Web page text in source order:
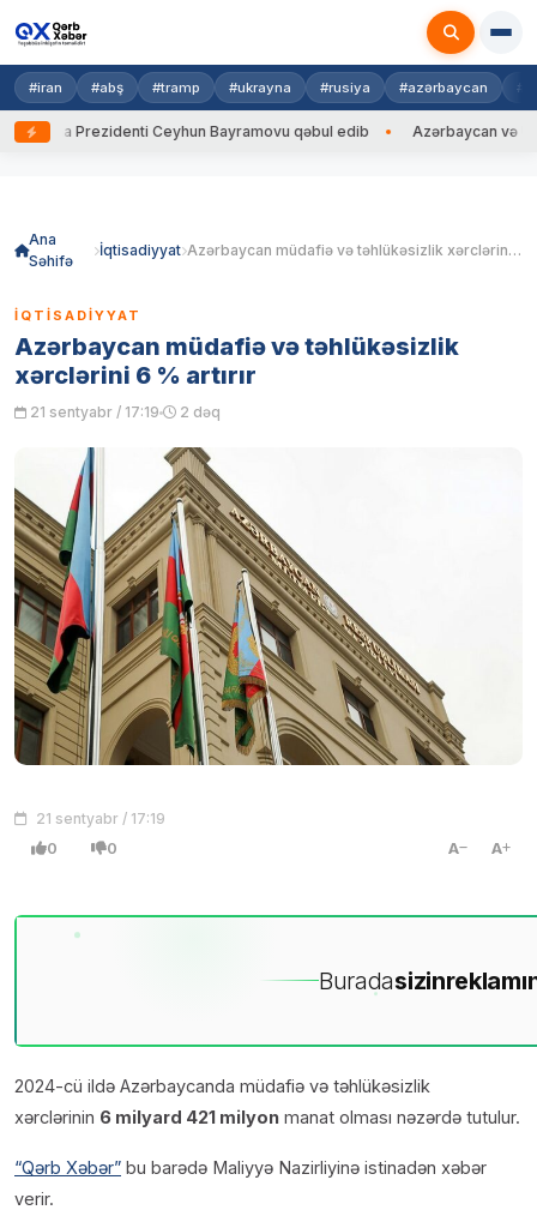
#iran #abş #tramp #ukrayna #rusiya #azərbaycan
Prezidenti Ceyhun Bayramovu qəbul edib Azərbaycan və
Ana
Səhifə
İqtisadiyyat Azərbaycan müdafiə və təhlükəsizlik xərclərini 6 % artırır
İQTISADIYYAT
Azərbaycan müdafiə və təhlükəsizlik
xərclərini 6 % artırır
21 sentyabr / 17:19 2 dəq
21 sentyabr / 17:19
0 0 A A
Buradasizin
2024-cü ildə Azərbaycanda müdafiə və təhlükəsizlik
xərclərinin 6 milyard 421 milyon manat olması nəzərdə tutulur.
“Qərb Xəbər” bu barədə Maliyyə Nazirliyinə istinadən xəbər
verir.